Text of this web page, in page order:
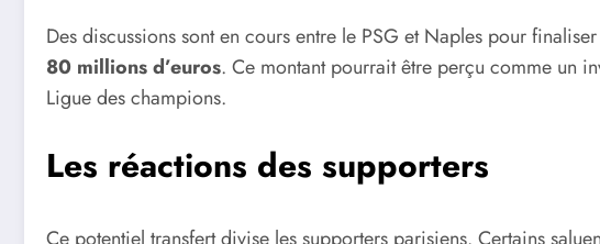
Des discussions sont en cours entre le PSG et Naples pour
80 millions d’euros. Ce montant pourrait être perçu comme un
Ligue des champions.
Les réactions des supporters